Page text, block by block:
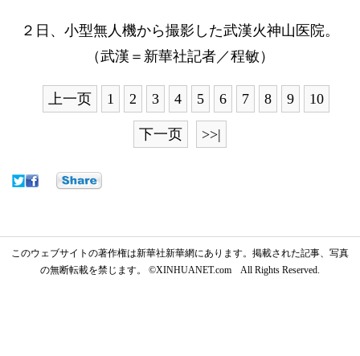
２日、小型無人機から撮影した武漢火神山医院。
（武漢＝新華社記者／程敏）
上一页 1 2 3 4 5 6 7 8 9 10
下一页 >>|
このウェブサイトの著作権は新華社新華網にあります。掲載された記事、写真
の無断転載を禁じます。 ©XINHUANET.com All Rights Reserved.